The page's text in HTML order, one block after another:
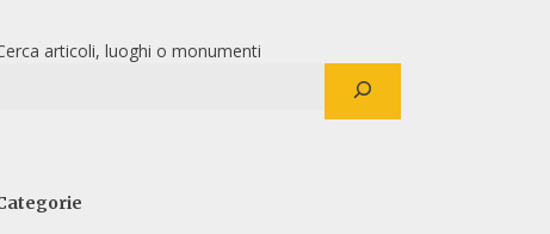
articoli, luoghi o monumenti